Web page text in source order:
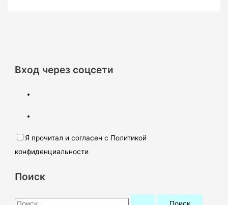
Вход через соцсети
Я прочитал и согласен с Политикой
конфиденциальности
Поиск
П